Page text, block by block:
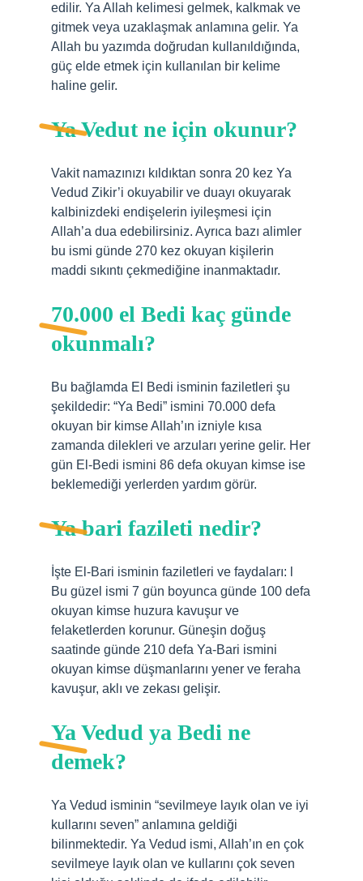
edilir. Ya Allah kelimesi gelmek, kalkmak ve
gitmek veya uzaklaşmak anlamına gelir. Ya
Allah bu yazımda doğrudan kullanıldığında,
güç elde etmek için kullanılan bir kelime
haline gelir.
Ya Vedut ne için okunur?
Vakit namazınızı kıldıktan sonra 20 kez Ya
Vedud Zikir’i okuyabilir ve duayı okuyarak
kalbinizdeki endişelerin iyileşmesi için
Allah’a dua edebilirsiniz. Ayrıca bazı alimler
bu ismi günde 270 kez okuyan kişilerin
maddi sıkıntı çekmediğine inanmaktadır.
70.000 el Bedi kaç günde
okunmalı?
Bu bağlamda El Bedi isminin faziletleri şu
şekildedir: “Ya Bedi” ismini 70.000 defa
okuyan bir kimse Allah’ın izniyle kısa
zamanda dilekleri ve arzuları yerine gelir. Her
gün El-Bedi ismini 86 defa okuyan kimse ise
beklemediği yerlerden yardım görür.
Ya bari fazileti nedir?
İşte El-Bari isminin faziletleri ve faydaları: l
Bu güzel ismi 7 gün boyunca günde 100 defa
okuyan kimse huzura kavuşur ve
felaketlerden korunur. Güneşin doğuş
saatinde günde 210 defa Ya-Bari ismini
okuyan kimse düşmanlarını yener ve feraha
kavuşur, aklı ve zekası gelişir.
Ya Vedud ya Bedi ne
demek?
Ya Vedud isminin “sevilmeye layık olan ve iyi
kullarını seven” anlamına geldiği
bilinmektedir. Ya Vedud ismi, Allah’ın en çok
sevilmeye layık olan ve kullarını çok seven